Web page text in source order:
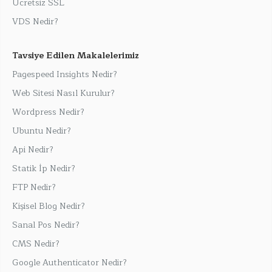
Ücretsiz SSL
VDS Nedir?
Tavsiye Edilen Makalelerimiz
Pagespeed Insights Nedir?
Web Sitesi Nasıl Kurulur?
Wordpress Nedir?
Ubuntu Nedir?
Api Nedir?
Statik İp Nedir?
FTP Nedir?
Kişisel Blog Nedir?
Sanal Pos Nedir?
CMS Nedir?
Google Authenticator Nedir?